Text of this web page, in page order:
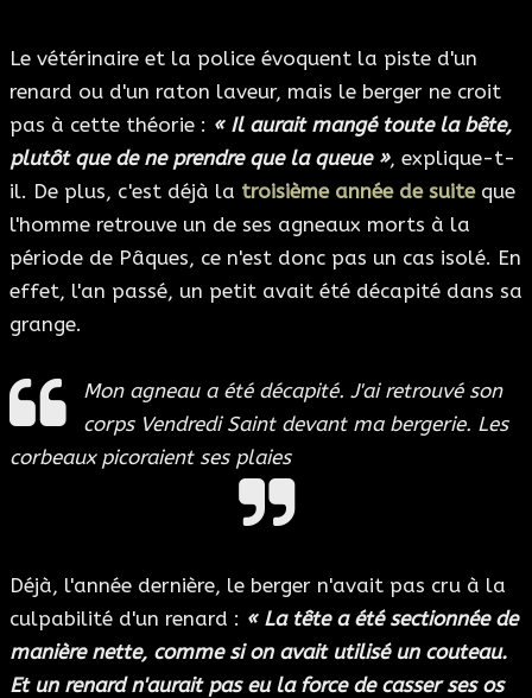
Le vétérinaire et la police évoquent la piste d'un
renard ou d'un raton laveur, mais le berger ne croit
pas à cette théorie : « Il aurait mangé toute la bête,
plutôt que de ne prendre que la queue », explique-t-
il. De plus, c'est déjà la troisième année de suiteque
l'homme retrouve un de ses agneaux morts à la
période de Pâques, ce n'est donc pas un cas isolé. En
effet, l'an passé, un petit avait été décapité dans sa
grange.
Mon agneau a été décapité. J'ai retrouvé son
corps Vendredi Saint devant ma bergerie. Les
corbeaux picoraient ses plaies
Déjà, l'année dernière, le berger n'avait pas cru à la
culpabilité d'un renard : « La tête a été sectionnée de
manière nette, comme si on avait utilisé un couteau.
Et un renard n'aurait pas eu la force de casser ses os